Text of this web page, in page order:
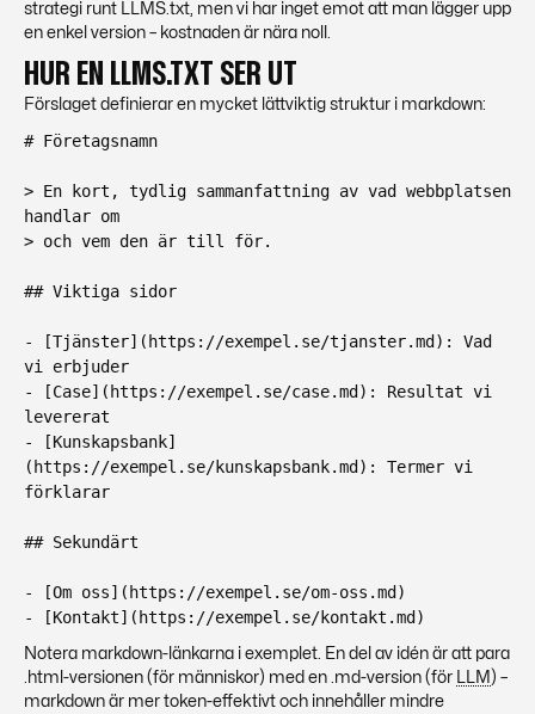
strategi runt LLMS.txt, men vi har inget emot att man lägger upp
en enkel version – kostnaden är nära noll.
HUR EN LLMS.TXT SER UT
Förslaget definierar en mycket lättviktig struktur i markdown:
# Företagsnamn
> En kort, tydlig sammanfattning av vad webbplatsen
handlar om
> och vem den är till för.
## Viktiga sidor
- [Tjänster](https://exempel.se/tjanster.md): Vad
vi erbjuder
- [Case](https://exempel.se/case.md): Resultat vi
levererat
- [Kunskapsbank]
(https://exempel.se/kunskapsbank.md): Termer vi
förklarar
## Sekundärt
- [Om oss](https://exempel.se/om-oss.md)
- [Kontakt](https://exempel.se/kontakt.md)
Notera markdown-länkarna i exemplet. En del av idén är att para
.html-versionen (för människor) med en .md-version (för
LLM ) –
markdown är mer token-effektivt och innehåller mindre